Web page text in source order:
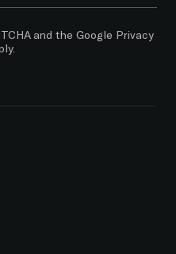
and the Google Privacy